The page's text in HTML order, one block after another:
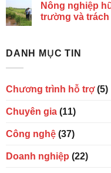
Nông nghiệp
trường và
DANH MỤC TIN
Chương trình hỗ trợ(5)
Chuyên gia (11)
Công nghệ (37)
Doanh nghiệp (22)